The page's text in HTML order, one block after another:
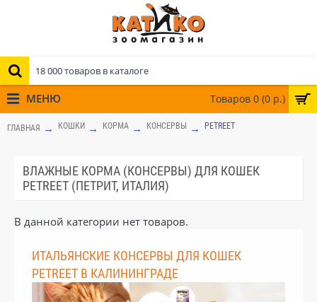
Товаров 0 (0 р.)
МЕНЮ
ГЛАВНАЯ КОШКИ КОРМА КОНСЕРВЫ PETREET
ВЛАЖНЫЕ КОРМА (КОНСЕРВЫ) ДЛЯ КОШЕК
PETREET (ПЕТРИТ, ИТАЛИЯ)
В данной категории нет товаров.
ИТАЛЬЯНСКИЕ КОНСЕРВЫ ДЛЯ КОШЕК
PETREET В КАЛИНИНГРАДЕ